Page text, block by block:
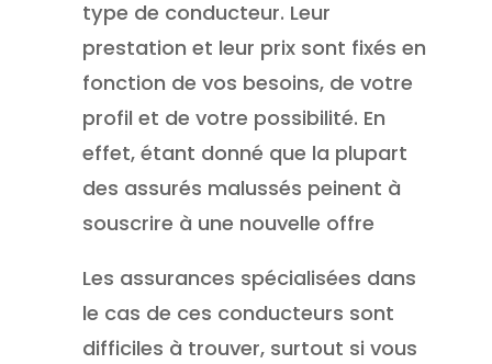
type de conducteur. Leur
prestation et leur prix sont fixés en
fonction de vos besoins, de votre
profil et de votre possibilité. En
effet, étant donné que la plupart
des assurés malussés peinent à
souscrire à une nouvelle offre
Les assurances spécialisées dans
le cas de ces conducteurs sont
difficiles à trouver, surtout si vous